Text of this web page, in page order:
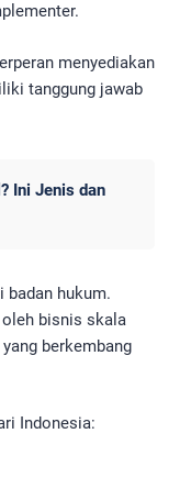
menyediakan
tanggung jawab
Ini Jenis dan
badan hukum.
oleh bisnis skala
berkembang
Indonesia: